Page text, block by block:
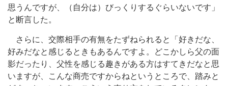
思うんですが、（自分は）びっくりするぐらいないです」
と断言した。
さらに、交際相手の有無をたずねられると「好きだな、
好みだなと感じるときもあるんですよ。どこかしら父の面
影だったり、父性を感じる趣きがある方はすてきだなと思
いますが、こんな商売ですからねというところで、踏みと